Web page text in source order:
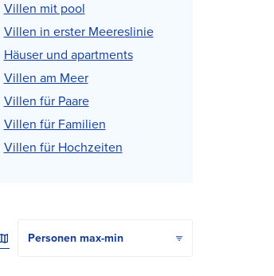
Villen mit pool
Villen in erster Meereslinie
Häuser und apartments
Villen am Meer
Villen für Paare
Villen für Familien
Villen für Hochzeiten